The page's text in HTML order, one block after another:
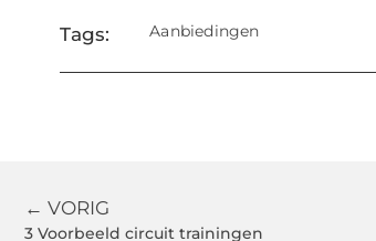
Tags: Aanbiedingen
← VORIG
3 Voorbeeld circuit trainingen